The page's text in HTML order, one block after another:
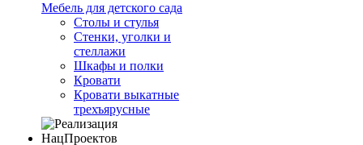
Мебель для детского сада
Столы и стулья
Стенки, уголки и
стеллажи
Шкафы и полки
Кровати
Кровати выкатные
трехъярусные